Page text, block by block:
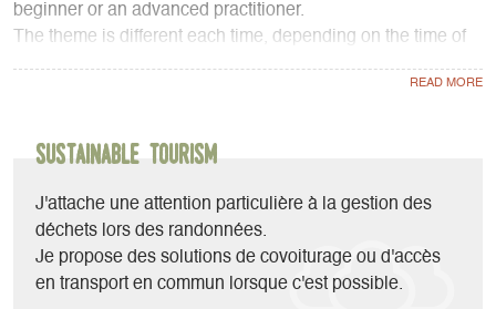
beginner or an advanced practitioner.
The theme is different each time, depending on the time of
Sustainable Tourism
J'attache une attention particulière à la gestion des
déchets lors des randonnées.
Je propose des solutions de covoiturage ou d'accès
en transport en commun lorsque c'est possible.